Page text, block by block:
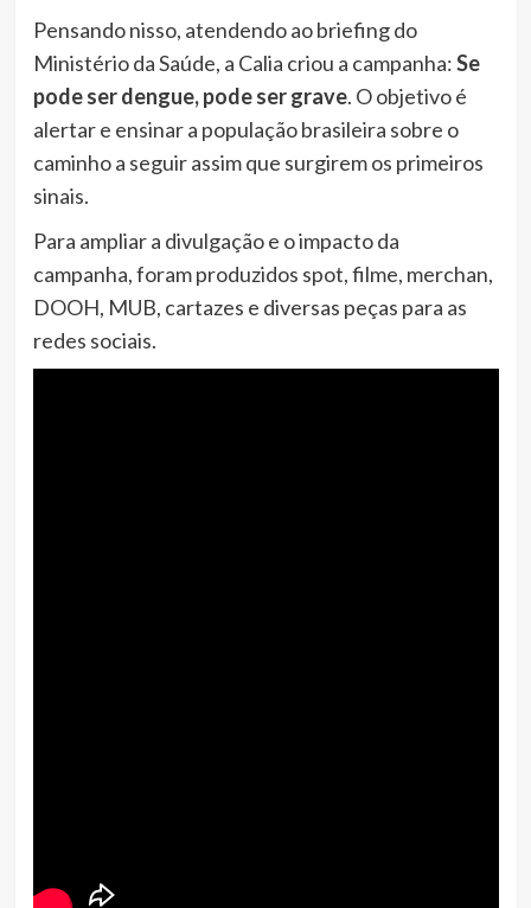
Pensando nisso, atendendo ao briefing do
Ministério da Saúde, a Calia criou a campanha:Se
pode ser dengue, pode ser grave. O objetivo é
alertar e ensinar a população brasileira sobre o
caminho a seguir assim que surgirem os primeiros
sinais.
Para ampliar a divulgação e o impacto da
campanha, foram produzidos spot, filme, merchan,
DOOH, MUB, cartazes e diversas peças para as
redes sociais.